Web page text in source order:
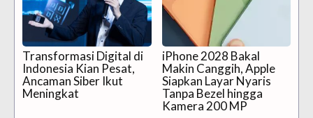
Transformasi Digital di
Indonesia Kian Pesat,
Ancaman Siber Ikut
Meningkat
iPhone 2028 Bakal
Makin Canggih, Apple
Siapkan Layar Nyaris
Tanpa Bezel hingga
Kamera 200 MP